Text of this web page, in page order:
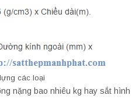
các loại
nặng bao nhiêu kg hay sắt hình